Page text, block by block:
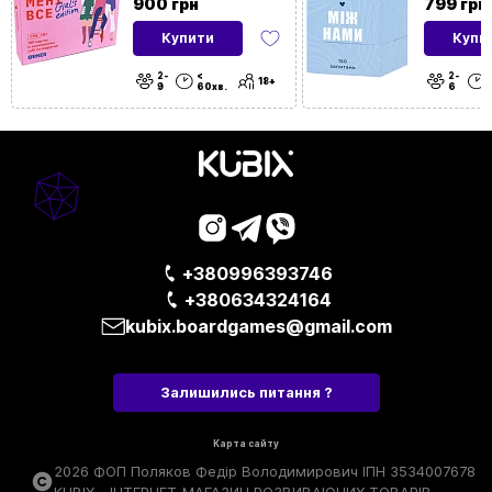
Тип Карткові| Подарункові
Для подій
та локацій
Домашні | У офіс
900 грн
Купити
2-
9
<
60хв.
18+
799 грн
2-
6
+380996393746
+380634324164
kubix.boardgames@gmail.com
Залишились питання ?
Карта сайту
2026 ФОП Поляков Федір Володимирович ІПН 3534007678